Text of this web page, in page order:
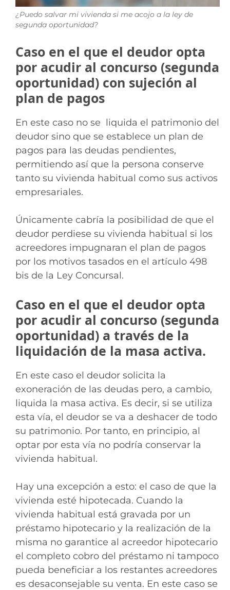
¿Puedo salvar mi vivienda si me acojo a la ley de
segunda oportunidad?
Caso en el que el deudor opta
por acudir al concurso (segunda
oportunidad) con sujeción al
plan de pagos
En este caso no se liquida el patrimonio del
deudor sino que se establece un plan de
pagos para las deudas pendientes,
permitiendo así que la persona conserve
tanto su vivienda habitual como sus activos
empresariales.
Únicamente cabría la posibilidad de que el
deudor perdiese su vivienda habitual si los
acreedores impugnaran el plan de pagos
por los motivos tasados en el artículo 498
bis de la Ley Concursal.
Caso en el que el deudor opta
por acudir al concurso (segunda
oportunidad) a través de la
liquidación de la masa activa.
En este caso el deudor solicita la
exoneración de las deudas pero, a cambio,
liquida la masa activa. Es decir, si se utiliza
esta vía, el deudor se va a deshacer de todo
su patrimonio. Por tanto, en principio, al
optar por esta vía no podría conservar la
vivienda habitual.
Hay una excepción a esto: el caso de que la
vivienda esté hipotecada. Cuando la
vivienda habitual está gravada por un
préstamo hipotecario y la realización de la
misma no garantice al acreedor hipotecario
el completo cobro del préstamo ni tampoco
pueda beneficiar a los restantes acreedores
es desaconsejable su venta. En este caso se